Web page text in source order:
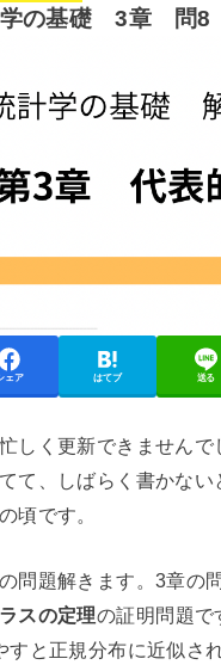
学の基礎 3章 問8
ェア はてブ 送る
しく更新できません
て、しばらく書かない
頃です。
問題解きます。3章の
スの定理の証明問題で
すと正規分布に近似さ